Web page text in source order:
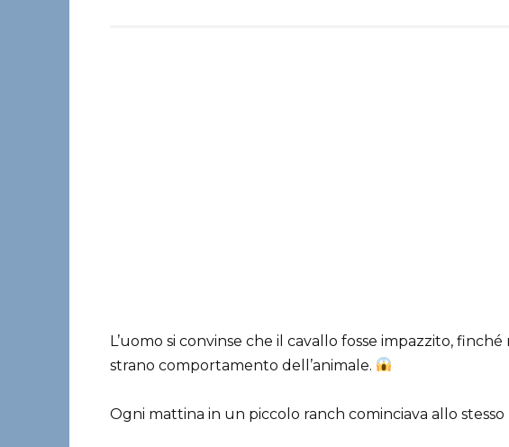
L’uomo si convinse che il cavallo fosse impazzito,
strano comportamento dell’animale.
Ogni mattina in un piccolo ranch cominciava allo stesso